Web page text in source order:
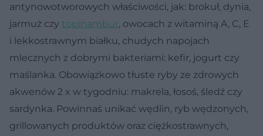
antynowotworowych właściwości, jak: brokuł, dynia,
jarmuż czy topinambur, owocach z witaminą A, C, E
i lekkostrawnym białku, chudych napojach
mlecznych z dobrymi bakteriami: kefir, jogurt czy
maślanka. Obowiązkowo tłuste ryby ze zdrowych
akwenów 2 x w tygodniu: makrela, łosoś, śledź czy
sardynka. Powinnaś unikać wędlin, ryb wędzonych,
grillowanych produktów oraz ciężkostrawnych,